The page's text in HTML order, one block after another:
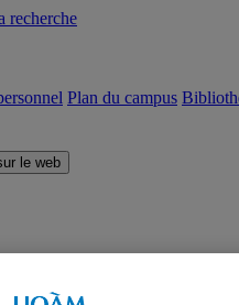
recherche
Plan du campus
le web